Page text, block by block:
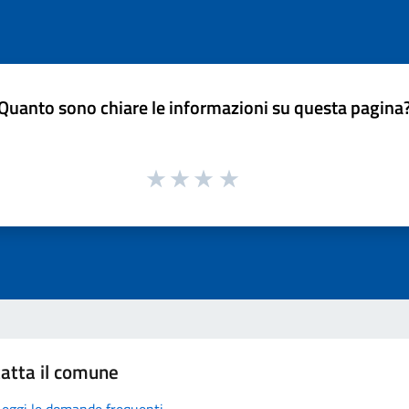
sono chiare le informazioni su questa
il comune